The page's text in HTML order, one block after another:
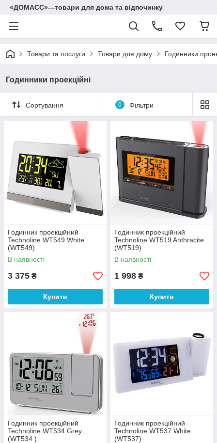
«ДОМАСС»—товари для дома та відпочинку
Товари та послуги Товари для дому Годинники
Годинники проекційні
Сортування 0 Фільтри
Годинник проекційний
Technoline WT549 White
(WT549)
В наявності
3 375 ₴
Купити
Годинник проекційний
Technoline WT519 Anthracite
(WT519)
В наявності
1 998 ₴
Купити
Годинник проекційний
Technoline WT534 Grey
(WT534 )
Годинник проекційний
Technoline WT537 White
(WT537)